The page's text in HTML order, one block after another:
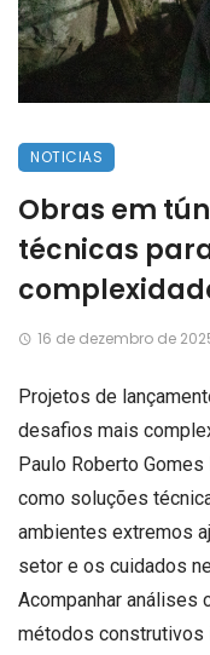
NOTICIAS
Obras em
técnicas
16 de dezembro de
Projetos de
desafios mais
Paulo Roberto
como soluções
ambientes extremos
setor e os cuidados
Acompanhar análises
métodos construtivos